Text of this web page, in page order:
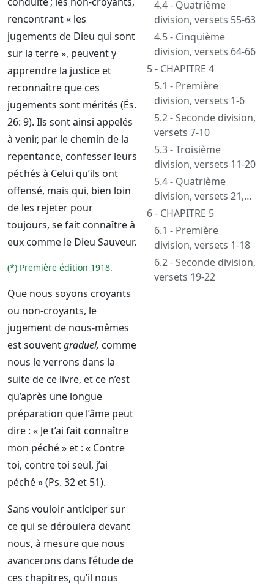
rencontrant « les
jugements de Dieu qui sont
sur la terre », peuvent y
apprendre la justice et
reconnaître que ces
jugements sont mérités (És.
26: 9). Ils sont ainsi appelés
à venir, par le chemin de la
repentance, confesser leurs
péchés à Celui qu’ils ont
offensé, mais qui, bien loin
de les rejeter pour
toujours, se fait connaître à
eux comme le Dieu Sauveur.
(*) Première édition 1918.
Que nous soyons croyants
ou non-croyants, le
jugement de nous-mêmes
est souventgraduel, comme
nous le verrons dans la
suite de ce livre, et ce n’est
qu’après une longue
préparation que l’âme peut
dire : « Je t’ai fait connaître
mon péché » et : « Contre
toi, contre toi seul, j’ai
péché » (Ps. 32 et 51).
Sans vouloir anticiper sur
ce qui se déroulera devant
nous, à mesure que nous
avancerons dans l’étude de
ces chapitres, qu’il nous
4.4 - Quatrième
division, versets 55-63
4.5 - Cinquième
division, versets 64-66
5 - CHAPITRE 4
5.1 - Première
division, versets 1-6
5.2 - Seconde division,
versets 7-10
5.3 - Troisième
division, versets 11-20
5.4 - Quatrième
division, versets 21,
22
6 - CHAPITRE 5
6.1 - Première
division, versets 1-18
6.2 - Seconde division,
versets 19-22